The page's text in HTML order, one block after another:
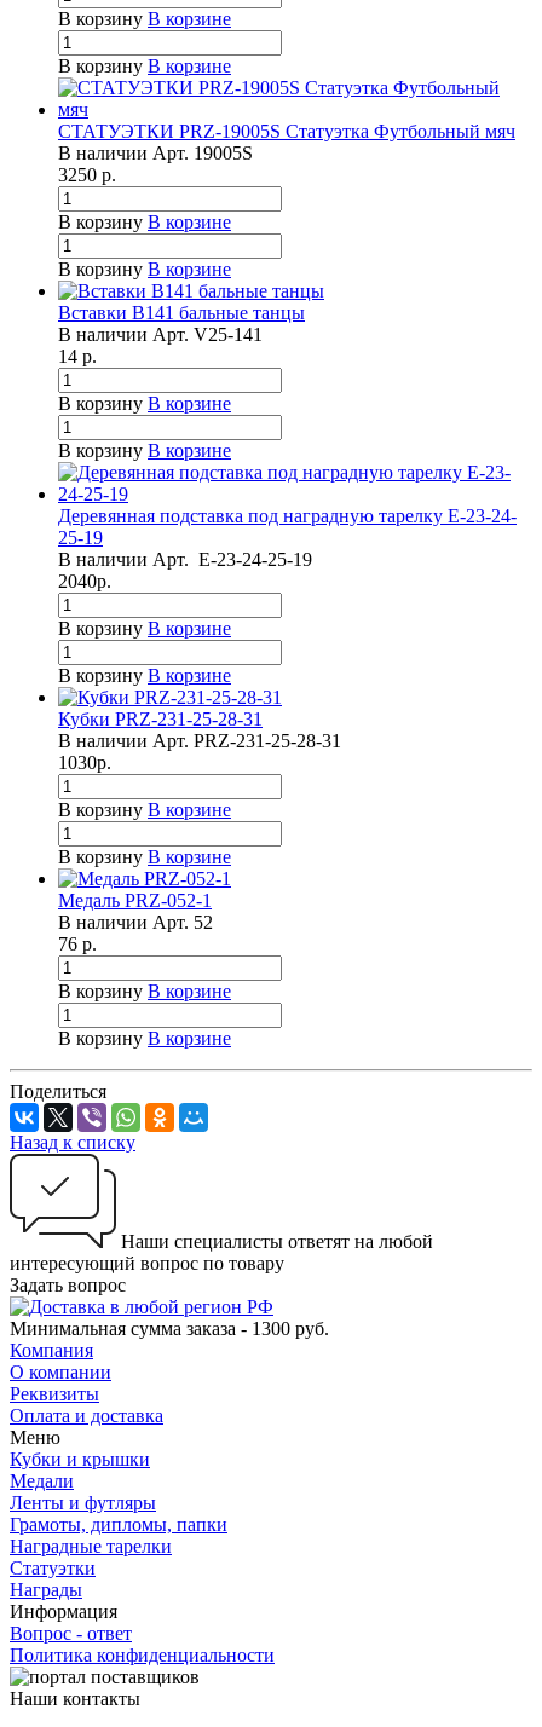
В корзину В корзине
В корзину В корзине
СТАТУЭТКИ PRZ-19005S Статуэтка Футбольный мяч
В наличии Арт. 19005S
3250 р.
В корзину В корзине
В корзину В корзине
Вставки B141 бальные танцы
В наличии Арт. V25-141
14 р.
В корзину В корзине
В корзину В корзине
Деревянная подставка под наградную тарелку Е-23-24-
25-19
В наличии Арт. Е-23-24-25-19
2040р.
В корзину В корзине
В корзину В корзине
Кубки PRZ-231-25-28-31
В наличии Арт. PRZ-231-25-28-31
1030р.
В корзину В корзине
В корзину В корзине
Медаль PRZ-052-1
В наличии Арт. 52
76 р.
В корзину В корзине
В корзину В корзине
Поделиться
Назад к списку
Наши специалисты ответят на любой
интересующий вопрос по товару
Задать вопрос
Минимальная сумма заказа - 1300 руб.
Компания
О компании
Реквизиты
Оплата и доставка
Меню
Кубки и крышки
Медали
Ленты и футляры
Грамоты, дипломы, папки
Наградные тарелки
Статуэтки
Награды
Информация
Вопрос - ответ
Политика конфиденциальности
Наши контакты